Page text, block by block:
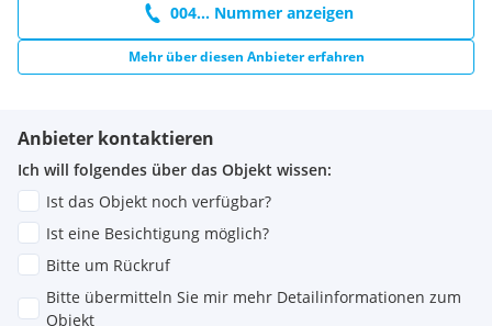
004... Nummer anzeigen
Mehr über diesen Anbieter erfahren
Anbieter kontaktieren
Ich will folgendes über das Objekt wissen:
Ist das Objekt noch verfügbar?
Ist eine Besichtigung möglich?
Bitte um Rückruf
Bitte übermitteln Sie mir mehr Detailinformationen zum
Objekt